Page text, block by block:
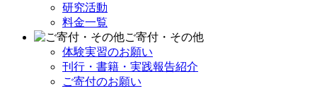
研究活動
料金一覧
ご寄付・その他
体験実習のお願い
刊行・書籍・実践報告紹介
ご寄付のお願い